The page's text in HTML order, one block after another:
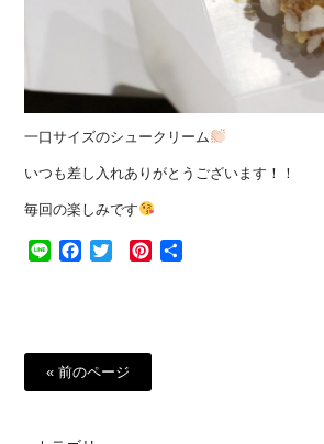
一口サイズのシュークリーム
いつも差し入れありがとうございます！！
毎回の楽しみです
Line Facebook
Twitter Pinterest
« 前のページ